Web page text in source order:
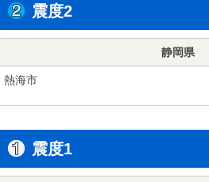
震度2
静岡県
熱海市
震度1